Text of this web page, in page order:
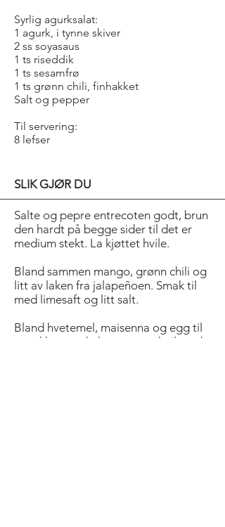
Syrlig agurksalat:
1 agurk, i tynne skiver
2 ss soyasaus
1 ts riseddik
1 ts sesamfrø
1 ts grønn chili, finhakket
Salt og pepper
Til servering:
8 lefser
SLIK GJØR DU
Salte og pepre entrecoten godt, brun
den hardt på begge sider til det er
medium stekt. La kjøttet hvile.
Bland sammen mango, grønn chili og
litt av laken fra jalapeñoen. Smak til
med limesaft og litt salt.
Bland hvetemel, maisenna og egg til
en tykk pannekakerøre, smak til med